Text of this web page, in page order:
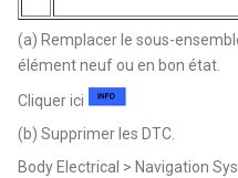
(a) Remplacer le sous-
élément neuf ou en bon état.
Cliquer ici
(b) Supprimer les DTC.
Body Electrical > Navigation